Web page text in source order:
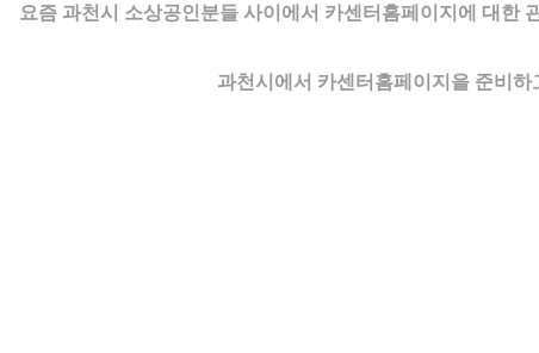
요즘 과천시 소상공인분들 사이에서 카센터홈페이지에 대한
과천시에서 카센터홈페이지을 준비